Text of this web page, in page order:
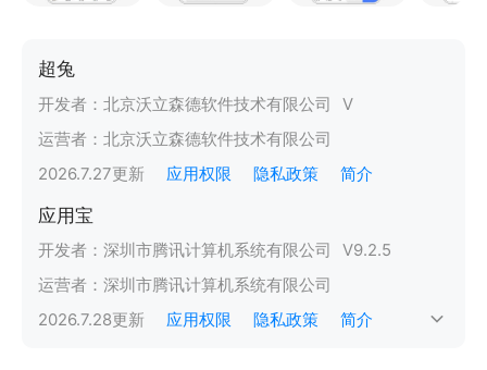
超兔
开发者： 北京沃立森德软件技术有限公司
V
运营者： 北京沃立森德软件技术有限公司
2026.7.27更新 应用权限 隐私政策 简介
应用宝
开发者： 深圳市腾讯计算机系统有限公司 V9.2.5
运营者： 深圳市腾讯计算机系统有限公司
2026.7.28更新 应用权限 隐私政策 简介